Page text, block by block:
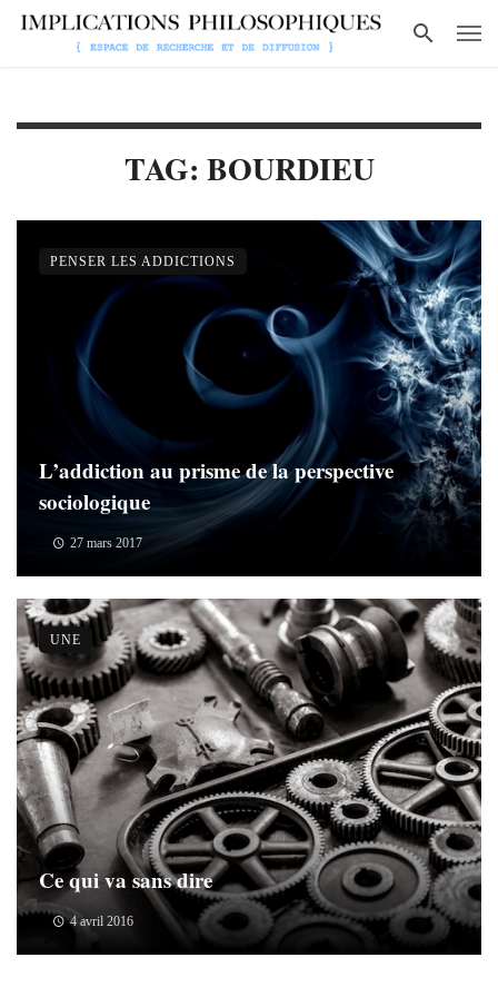
TAG: BOURDIEU
L’addiction au prisme de la perspective
sociologique
27 mars 2017
PENSER LES ADDICTIONS
Ce qui va sans dire
4 avril 2016
UNE